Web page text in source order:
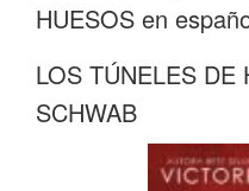
HUESOS en
LOS TÚNELES DE
SCHWAB